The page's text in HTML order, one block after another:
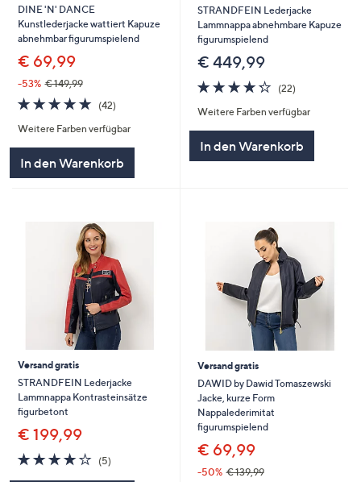
DINE 'N' DANCE
Kunstlederjacke wattiert Kapuze
abnehmbar figurumspielend
€ 69,99
-53% € 149,99
4.7
von
5
(42)42
Weitere Farben verfügbar
In den Warenkorb
STRANDFEIN Lederjacke
Lammnappa abnehmbare Kapuze
figurumspielend
€ 449,99
4.2
von
5
(22)22
Weitere Farben verfügbar
In den Warenkorb
Versand gratis
STRANDFEIN Lederjacke
Lammnappa Kontrasteinsätze
figurbetont
€ 199,99
4.2
von
(5)5
Versand gratis
DAWID by Dawid Tomaszewski
Jacke, kurze Form
Nappalederimitat
figurumspielend
€ 69,99
-50% € 139,99